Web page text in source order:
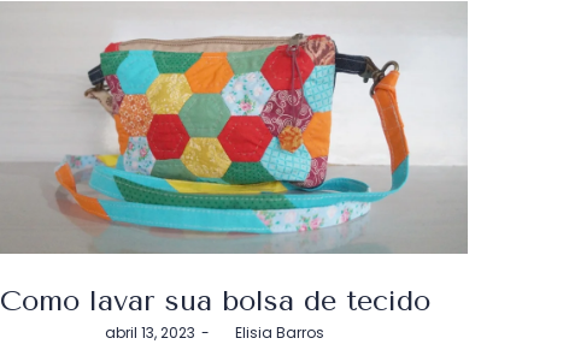
Como lavar sua bolsa de tecido
Postado
abril 13, 2023 byElisia Barros